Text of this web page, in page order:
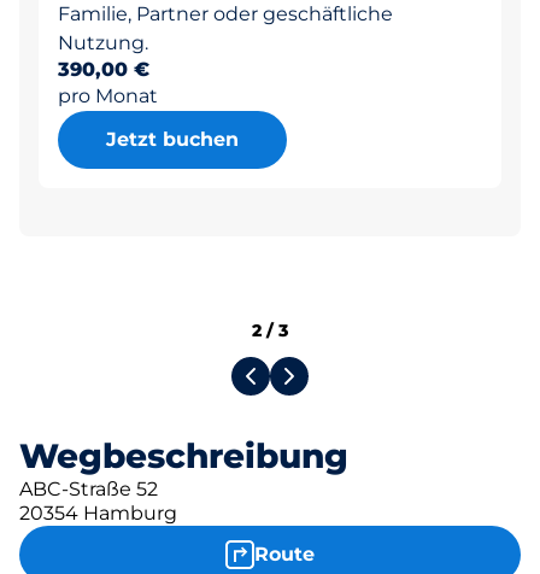
Familie, Partner oder geschäftliche
Nutzung.
390,00 €
pro Monat
Jetzt buchen
Wegbeschreibung
ABC-Straße 52
20354 Hamburg
Route
2 /3